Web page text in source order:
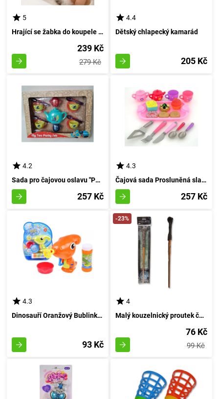
5
Hrající se žabka do koupele s hudbou
239 Kč
279 Kč
4.4
Dětský chlapecký kamarád
205 Kč
4.2
Sada pro čajovou oslavu "Párty kolekce
257 Kč
4.3
Čajová sada Prosluněná slavnost
257 Kč
4.3
Dinosauří Oranžový Bublinkovač
93 Kč
-23%
4
Malý kouzelnický proutek čarovníka
76 Kč
99 Kč